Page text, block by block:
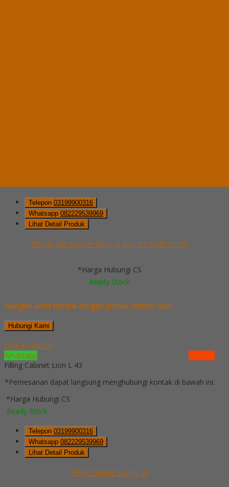
Telepon 03199900316
Whatsapp 082229539969
Lihat Detail Produk
Mobile File System Manual Lion 37 A (30 CPTS)
*Harga Hubungi CS
Ready Stock
Mungkin Anda tertarik dengan produk terbaru kami
Hubungi Kami
QUICK ORDER
Whatsapp
via SMS
Filling Cabinet Lion L 43
*Pemesanan dapat langsung menghubungi kontak di bawah ini:
*Harga Hubungi CS
Ready Stock
Telepon 03199900316
Whatsapp 082229539969
Lihat Detail Produk
Filling Cabinet Lion L 43